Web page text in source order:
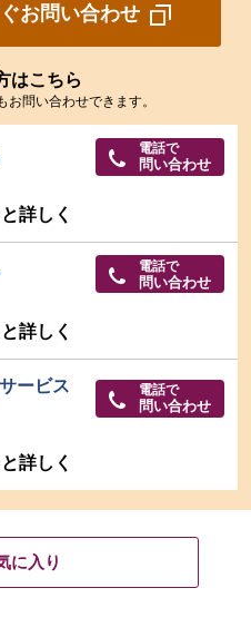
お問い合わせ
はこちら
問い合わせできます。
電話で
問い合わせ
詳しく
電話で
問い合わせ
詳しく
ービス
電話で
問い合わせ
詳しく
に入り